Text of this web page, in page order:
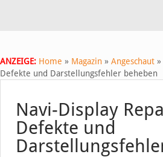
ANZEIGE: Home » Magazin » Angeschaut »
Defekte und Darstellungsfehler beheben
Navi-Display
Defekte und